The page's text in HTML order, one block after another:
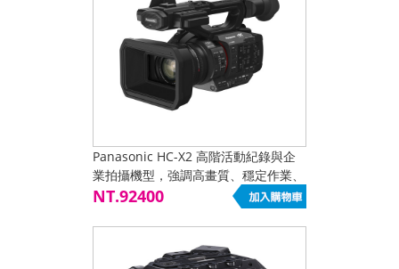
Panasonic HC-X2 高階活動紀錄與企
業拍攝機型，強調高畫質、穩定作業、
活動與典禮紀錄
NT.92400